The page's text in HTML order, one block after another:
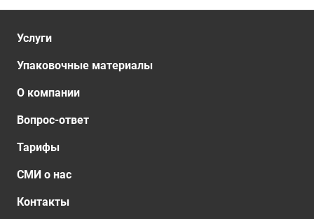
Услуги
Упаковочные материалы
О компании
Вопрос-ответ
Тарифы
СМИ о нас
Контакты